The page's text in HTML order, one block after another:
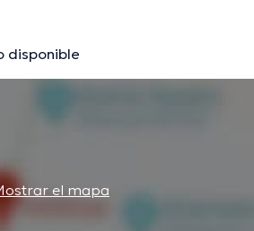
disponible
el mapa